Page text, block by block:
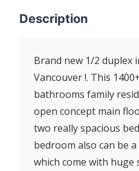
Description
Brand new 1/2 duplex
Vancouver !. This
bathrooms family
open concept main
two really spacious
bedroom also can be
which come with huge